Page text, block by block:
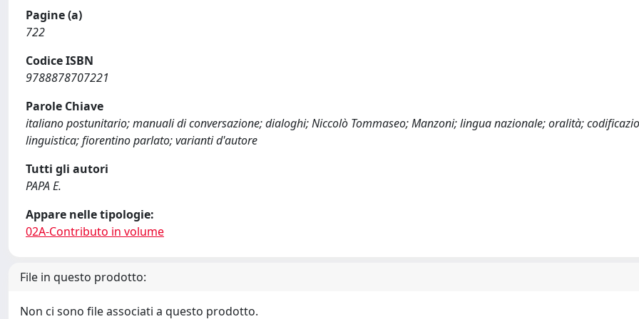
Pagine (a)
722
Codice ISBN
9788878707221
Parole Chiave
italiano postunitario; manuali di conversazione; dialoghi; Niccolò Tommaseo; Manzoni; lingua nazionale; oralità;
linguistica; fiorentino parlato; varianti d'autore
Tutti gli autori
PAPA E.
Appare nelle tipologie:
02A-Contributo in volume
File in questo prodotto:
Non ci sono file associati a questo prodotto.